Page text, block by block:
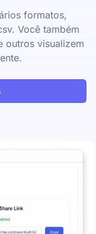
formatos,
Você também
outros visualizem